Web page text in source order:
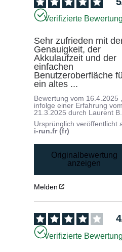
Verifizierte
Sehr zufrieden mit
Genauigkeit, der
Akkulaufzeit und der
einfachen
Benutzeroberfläche
ein altes ...
Bewertung vom 16.4.2025
infolge einer Erfahrung
21.3.2025 durch Laurent B.
Ursprünglich veröffentlicht
i-run.fr (fr)
Originalbewertung
anzeigen
Melden
4
Verifizierte